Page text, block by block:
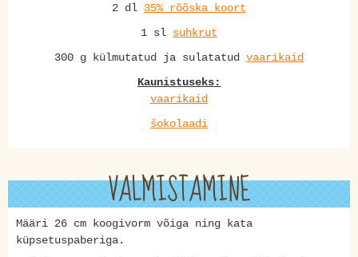
2 dl 35% rõõska koort
1 sl suhkrut
300 g külmutatud ja sulatatud vaarikaid
Kaunistuseks:
vaarikaid
šokolaadi
VALMISTAMINE
Määri 26 cm koogivorm võiga ning kata
küpsetuspaberiga.